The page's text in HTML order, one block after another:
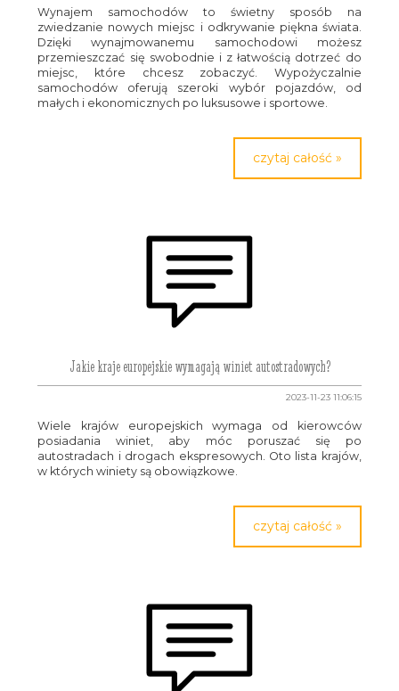
Wynajem samochodów to świetny sposób na
zwiedzanie nowych miejsc i odkrywanie piękna świata.
Dzięki wynajmowanemu samochodowi możesz
przemieszczać się swobodnie i z łatwością dotrzeć do
miejsc, które chcesz zobaczyć. Wypożyczalnie
samochodów oferują szeroki wybór pojazdów, od
małych i ekonomicznych po luksusowe i sportowe.
czytaj całość »
Jakie kraje europejskie wymagają winiet autostradowych?
2023-11-23 11:06:15
Wiele krajów europejskich wymaga od kierowców
posiadania winiet, aby móc poruszać się po
autostradach i drogach ekspresowych. Oto lista krajów,
w których winiety są obowiązkowe.
czytaj całość »